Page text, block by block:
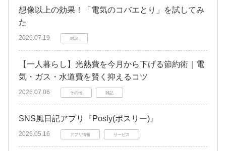
想像以上の効果！「電気のコバエとり」を試してみ
た
2026.07.19 雑記
【一人暮らし】光熱費を今月から下げる節約術｜電
気・ガス・水道費を賢く抑えるコツ
2026.07.06 その他 雑記
SNS風日記アプリ『Posly(ポスリー)』
2026.05.16 アプリ情報 サービス